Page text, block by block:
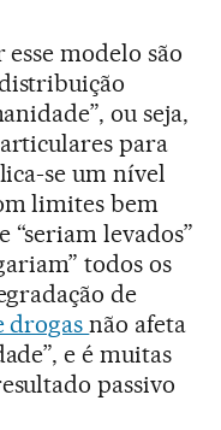
modelo são
ou seja,
para
se um nível
limites bem
“seriam levados”
todos os
de
drogasnão afeta
e é muitas
passivo